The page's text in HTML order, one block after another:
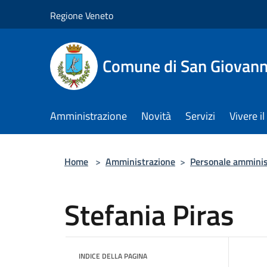
Regione Veneto
Comune di San
Amministrazione Novità Servizi Vivere
Home > Amministrazione > Personale
Stefania Piras
INDICE DELLA PAGINA